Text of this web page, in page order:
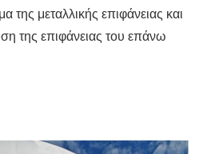
της μεταλλικής επιφάνειας και
της επιφάνειας του επάνω